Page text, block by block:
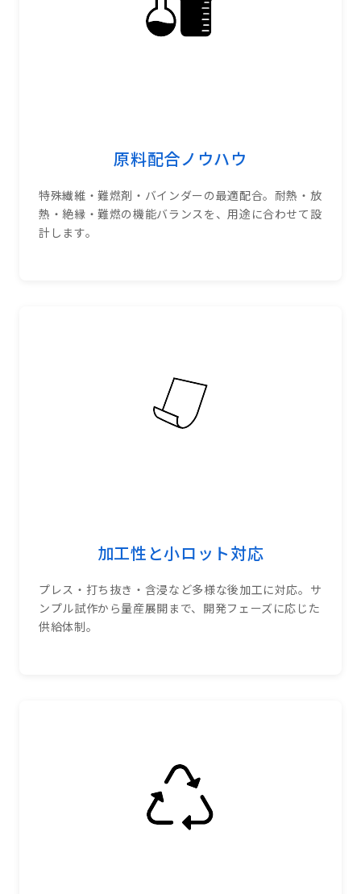
原料配合ノウハウ
特殊繊維・難燃剤・バインダーの最適配合。耐熱・放
熱・絶縁・難燃の機能バランスを、用途に合わせて設
計します。
加工性と小ロット対応
プレス・打ち抜き・含浸など多様な後加工に対応。サ
ンプル試作から量産展開まで、開発フェーズに応じた
供給体制。